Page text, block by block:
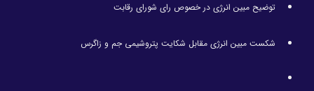
توضیح مبین انرژی در خصوص رای شورای رقابت
شکست مبین انرژی مقابل شکایت پتروشیمی جم و زاگرس